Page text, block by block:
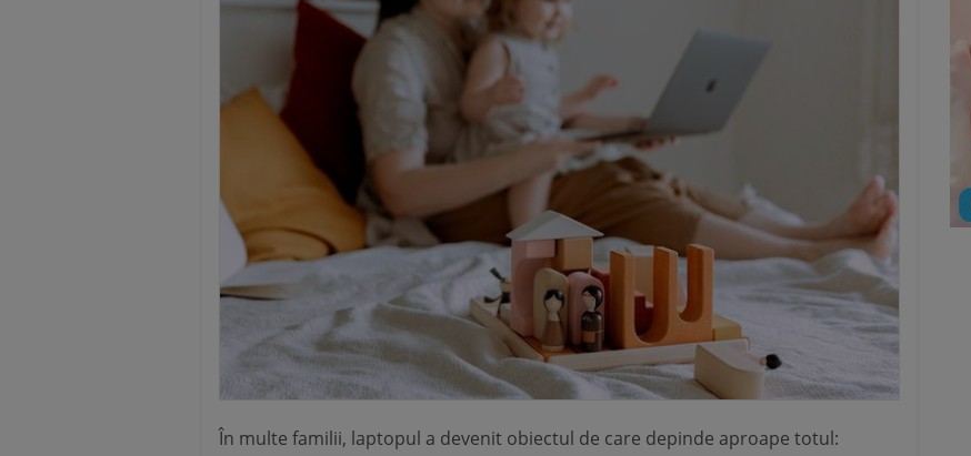
În multe familii, laptopul a devenit obiectul de care depinde aproape totul: